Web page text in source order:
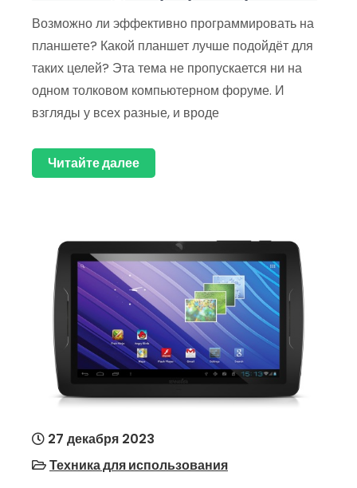
Возможно ли эффективно программировать на
планшете? Какой планшет лучше подойдёт для
таких целей? Эта тема не пропускается ни на
одном толковом компьютерном форуме. И
взгляды у всех разные, и вроде
Читайте далее
27 декабря 2023
Техника для использования